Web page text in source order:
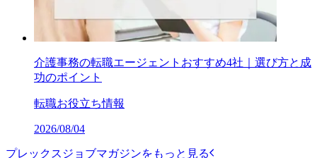
介護事務の転職エージェントおすすめ4社｜選び方と成
功のポイント
転職お役立ち情報
2026/08/04
プレックスジョブマガジンをもっと見る